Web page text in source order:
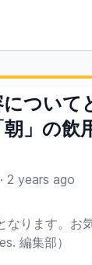
ついて
」の飲
· 2 years ago
なります。お
編集部）